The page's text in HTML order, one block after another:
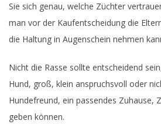
Sie sich genau, welche Züchter
man vor der Kaufentscheidung die
die Haltung in Augenschein nehmen
Nicht die Rasse sollte entscheidend
Hund, groß, klein anspruchsvoll oder
Hundefreund, ein passendes Zuhause,
geben können.